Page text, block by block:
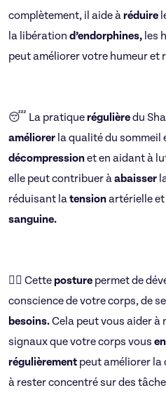
complètement, il aide àréduire
la libération d’endorphines, les
peut améliorer votre humeur et
😴 La pratiquerégulièredu
améliorer la qualité du
décompressionet en aidant à
elle peut contribuer àabaisser
réduisant latensionartérielle
sanguine.
🧘‍♀️ Cetteposture permet de
conscience de votre corps, de
besoins.Cela peut vous aider à
signaux que votre corps vous
régulièrement peut améliorer
à rester concentré sur des